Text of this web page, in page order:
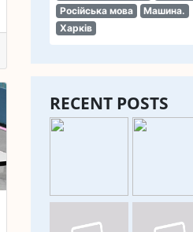
Російська мова
Машина.
Харків
RECENT POSTS